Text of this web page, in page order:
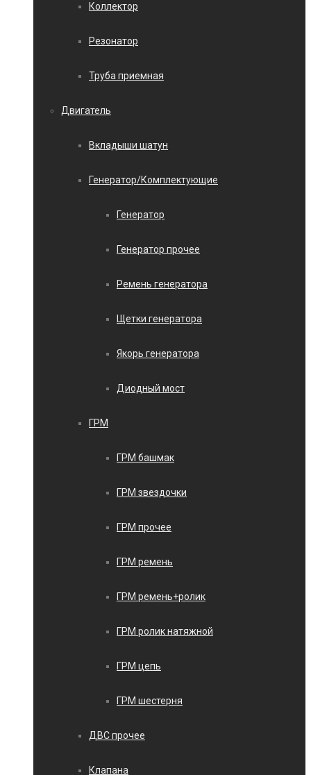
Коллектор
Резонатор
Труба приемная
Двигатель
Вкладыши шатун
Генератор/Комплектующие
Генератор
Генератор прочее
Ремень генератора
Щетки генератора
Якорь генератора
Диодный мост
ГРМ
ГРМ башмак
ГРМ звездочки
ГРМ прочее
ГРМ ремень
ГРМ ремень+ролик
ГРМ ролик натяжной
ГРМ цепь
ГРМ шестерня
ДВС прочее
Клапана